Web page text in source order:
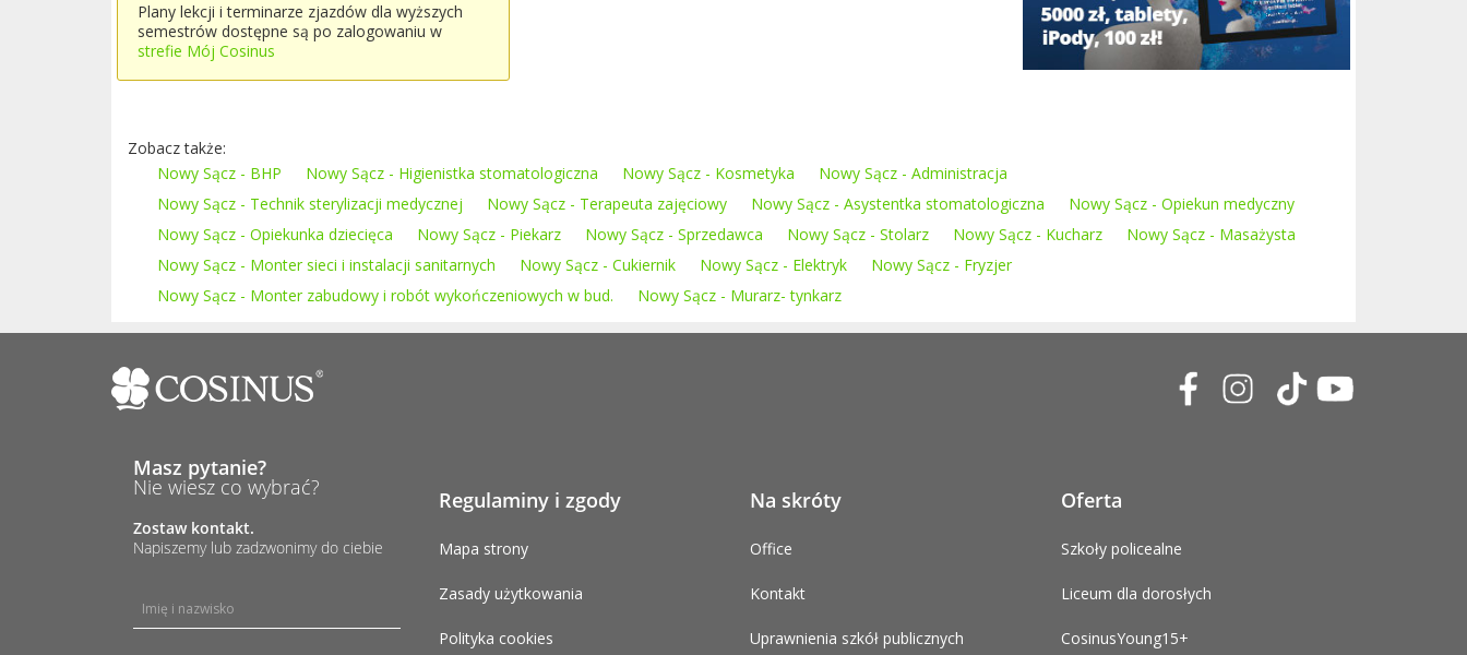
Plany lekcji i terminarze zjazdów dla wyższych
semestrów dostępne są po zalogowaniu w
strefie Mój Cosinus
Zobacz także:
Nowy Sącz - BHP
Nowy Sącz - Higienistka stomatologiczna Nowy Sącz - Kosmetyka
Nowy Sącz - Administracja
Nowy Sącz - Technik sterylizacji medycznej
Nowy Sącz - Terapeuta zajęciowy Nowy Sącz - Asystentka stomatologiczna
Nowy Sącz - Opiekun medyczny
Nowy Sącz - Opiekunka dziecięca
Nowy Sącz - Piekarz Nowy Sącz - Sprzedawca Nowy Sącz - Stolarz Nowy Sącz - Kucharz
Nowy Sącz - Masażysta
Nowy Sącz - Monter sieci i instalacji sanitarnych
Nowy Sącz - Cukiernik Nowy Sącz - Elektryk
Nowy Sącz - Fryzjer
Nowy Sącz - Monter zabudowy i robót wykończeniowych w bud.
Nowy Sącz - Murarz- tynkarz
Masz pytanie?
Nie wiesz co wybrać?
Zostaw kontakt.
Napiszemy lub zadzwonimy do ciebie
Regulaminy i zgody
Mapa strony
Zasady użytkowania
Polityka cookies
Na skróty
Office
Kontakt
Uprawnienia szkół publicznych
Oferta
Szkoły policealne
Liceum dla dorosłych
CosinusYoung15+